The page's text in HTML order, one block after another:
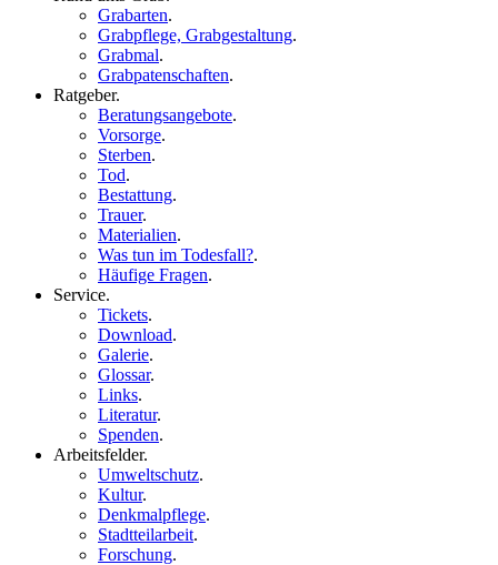
Grabarten.
Grabpflege, Grabgestaltung.
Grabmal.
Grabpatenschaften.
Ratgeber.
Beratungsangebote.
Vorsorge.
Sterben.
Tod.
Bestattung.
Trauer.
Materialien.
Was tun im Todesfall?.
Häufige Fragen.
Service.
Tickets.
Download.
Galerie.
Glossar.
Links.
Literatur.
Spenden.
Arbeitsfelder.
Umweltschutz.
Kultur.
Denkmalpflege.
Stadtteilarbeit.
Forschung.